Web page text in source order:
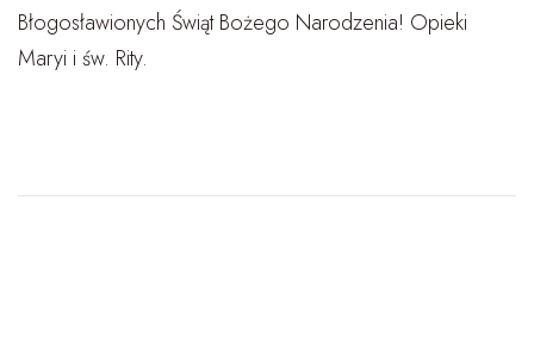
Błogosławionych Świąt Bożego Narodzenia! Opieki
Maryi i św. Rity.